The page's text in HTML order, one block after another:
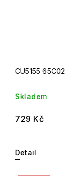
CU5155 65C02
Skladem
729 Kč
Detail